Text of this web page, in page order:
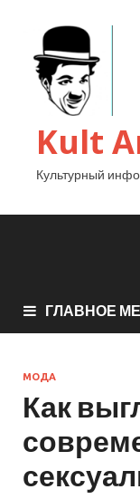
Kult
Культурный
ГЛАВНОЕ
МОДА
Как